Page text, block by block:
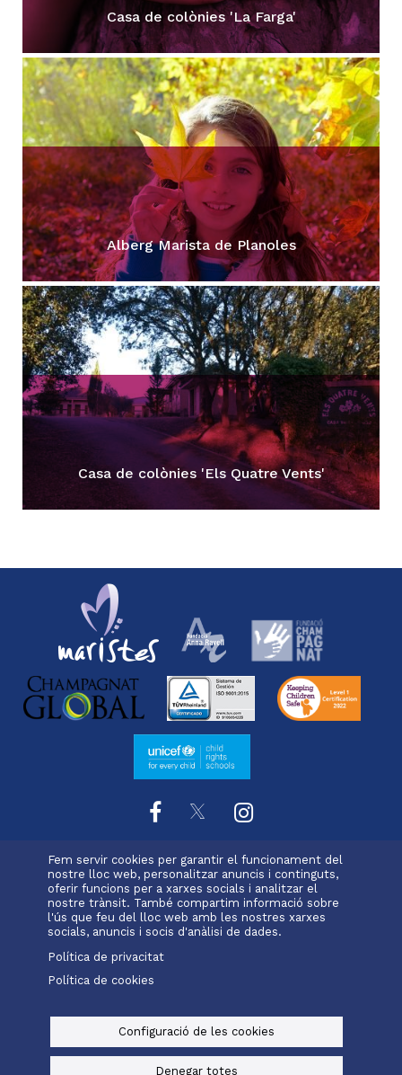
Casa de colònies 'La Farga'
Alberg Marista de Planoles
Casa de colònies 'Els Quatre Vents'
Fem servir cookies per garantir el funcionament del
nostre lloc web, personalitzar anuncis i continguts,
oferir funcions per a xarxes socials i analitzar el
nostre trànsit. També compartim informació sobre
l'ús que feu del lloc web amb les nostres xarxes
socials, anuncis i socis d'anàlisi de dades.
Política de privacitat
Política de cookies
Configuració de les cookies
Denegar totes
Menu
footer
valldemia
L'escola Projecte educatiu
Oferta educativa
Serveis i extraescolars
Calendari
Pastoral
Matrícula
Alexia
Office 365
Avís legal, política de privacitat i cookies